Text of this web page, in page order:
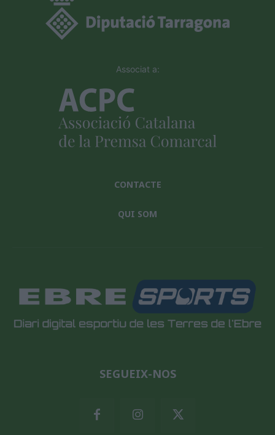
Associat a:
CONTACTE
QUI SOM
SEGUEIX-NOS